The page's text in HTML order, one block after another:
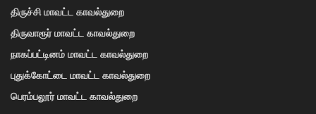
திருச்சி மாவட்ட காவல்துறை
திருவாரூர் மாவட்ட காவல்துறை
நாகப்பட்டினம் மாவட்ட காவல்துறை
புதுக்கோட்டை மாவட்ட காவல்துறை
பெரம்பலூர் மாவட்ட காவல்துறை